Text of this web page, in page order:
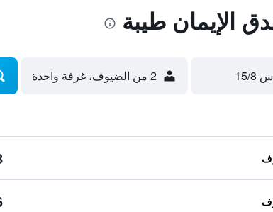
الإيمان طيبة
س 15/8 2 من الضيوف، غرفة واحدة